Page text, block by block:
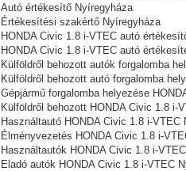
Autó értékesítő Nyíregyháza
Értékesítési szakértő Nyíregyháza
HONDA Civic 1.8 i-VTEC autó
HONDA Civic 1.8 i-VTEC autó
Külföldről behozott autók forgalomba
Külföldről behozott autó forgalomba
Gépjármű forgalomba helyezése
Külföldről behozott HONDA Civic 1.8 i-
Használtautó‎ HONDA Civic 1.8 i-VTEC
Élményvezetés HONDA Civic 1.8 i-
Használtautó‎k HONDA Civic 1.8 i-
Eladó autók HONDA Civic 1.8 i-VTEC